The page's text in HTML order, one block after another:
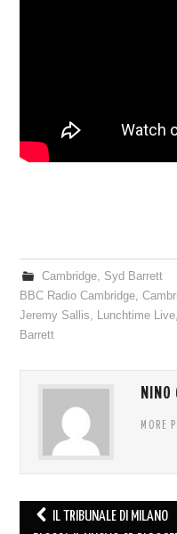
Cambridge, Syd Barrett
BBC Radio Cambridge,
Jeremy Sallis, Lunchtime Live,
Barrett
NINO
MORE
Post
IL TRIBUNALE DI MILANO